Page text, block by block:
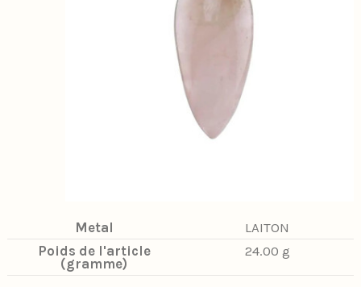
Metal
LAITON
Poids de l'article
(gramme)
24.00 g